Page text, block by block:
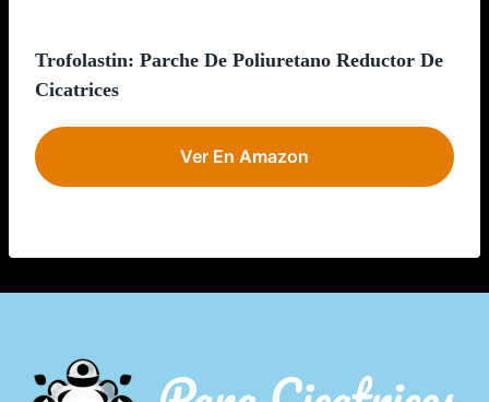
Trofolastin: Parche De Poliuretano Reductor De
Cicatrices
Ver En Amazon